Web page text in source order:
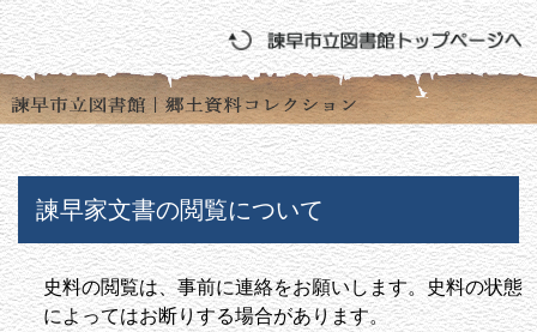
諫早家文書の閲覧について
史料の閲覧は、事前に連絡をお願いします。史料の状態
によってはお断りする場合があります。